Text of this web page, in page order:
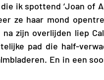
ik spottend ‘Joan of
ze haar mond
na zijn overlijden liep
pad die half-